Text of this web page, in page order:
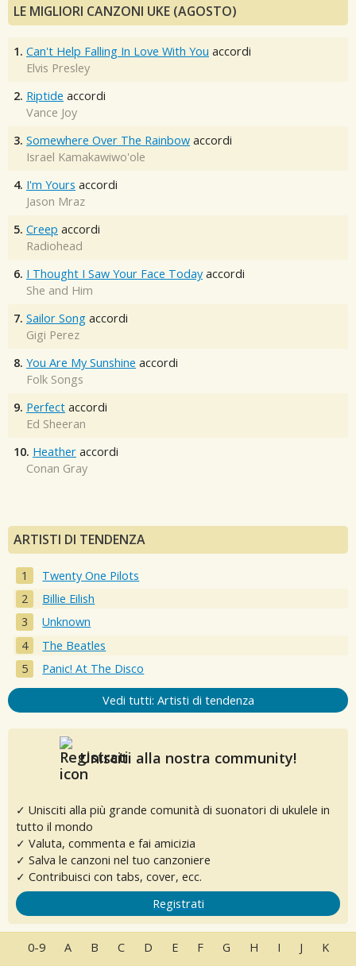
LE MIGLIORI CANZONI UKE (AGOSTO)
1. Can't Help Falling In Love With You accordi
Elvis Presley
2. Riptide accordi
Vance Joy
3. Somewhere Over The Rainbow accordi
Israel Kamakawiwo'ole
4. I'm Yours accordi
Jason Mraz
5. Creep accordi
Radiohead
6. I Thought I Saw Your Face Today accordi
She and Him
7. Sailor Song accordi
Gigi Perez
8. You Are My Sunshine accordi
Folk Songs
9. Perfect accordi
Ed Sheeran
10. Heather accordi
Conan Gray
ARTISTI DI TENDENZA
Twenty One Pilots
Billie Eilish
Unknown
The Beatles
Panic! At The Disco
Vedi tutti: Artisti di tendenza
Unisciti alla nostra community!
✓ Unisciti alla più grande comunità di suonatori di ukulele in
tutto il mondo
✓ Valuta, commenta e fai amicizia
✓ Salva le canzoni nel tuo canzoniere
✓ Contribuisci con tabs, cover, ecc.
Registrati
0-9 A B C D E F G H I J K